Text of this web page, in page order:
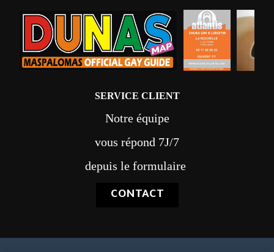
SERVICE CLIENT
Notre équipe
vous répond 7J/7
depuis le formulaire
CONTACT